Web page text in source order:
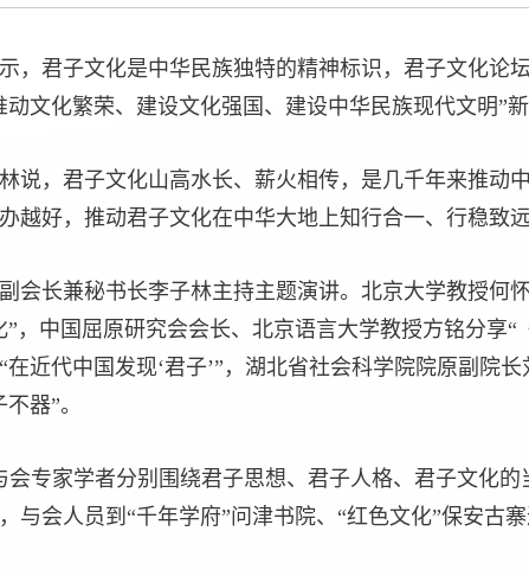
，君子文化是中华民族独特的精神标识，君子文化论
文化繁荣、建设文化强国、建设中华民族现代文明”新
说，君子文化山高水长、薪火相传，是几千年来推动
越好，推动君子文化在中华大地上知行合一、行稳致远
会长兼秘书长李子林主持主题演讲。北京大学教授何
，中国屈原研究会会长、北京语言大学教授方铭分享“
近代中国发现‘君子’”，湖北省社会科学院院原副院
器”。
专家学者分别围绕君子思想、君子人格、君子文化
与会人员到“千年学府”问津书院、“红色文化”保安古寨